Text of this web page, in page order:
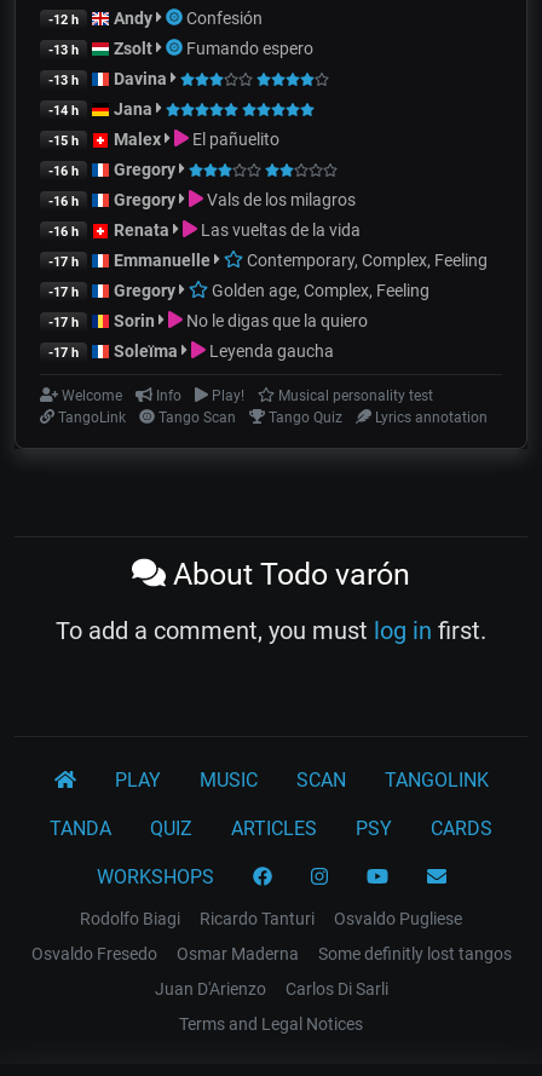
-12 h Andy Confesión
-13 h Zsolt Fumando espero
-13 h Davina
-14 h Jana
-15 h Malex El pañuelito
-16 h Gregory
-16 h Gregory Vals de los milagros
-16 h Renata Las vueltas de la vida
-17 h Emmanuelle Contemporary, Complex, Feeling
-17 h Gregory Golden age, Complex, Feeling
-17 h Sorin No le digas que la quiero
-17 h Soleïma Leyenda gaucha
Welcome Info Play!
Musical personality test
TangoLink
Tango Scan Tango Quiz Lyrics annotation
About Todo varón
To add a comment, you must log in first.
PLAY MUSIC SCAN TANGOLINK
TANDA QUIZ ARTICLES PSY CARDS
WORKSHOPS
Rodolfo Biagi Ricardo Tanturi
Osvaldo Pugliese
Osvaldo Fresedo
Osmar Maderna
Some definitly lost tangos
Juan D'Arienzo
Carlos Di Sarli
Terms and Legal Notices